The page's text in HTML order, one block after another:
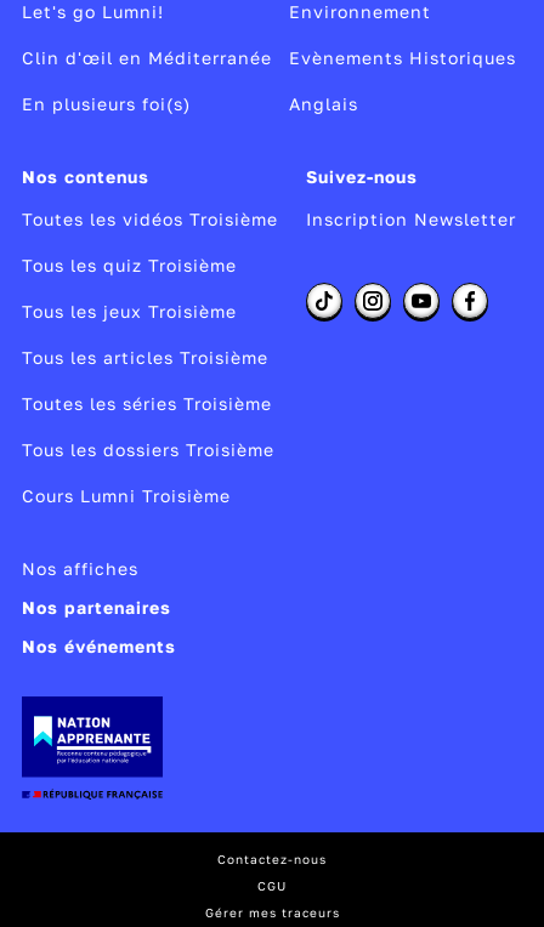
Let's go Lumni!
Clin d'œil en Méditerranée
En plusieurs foi(s)
Environnement
Evènements Historiques
Anglais
Nos contenus
Toutes les vidéos Troisième
Tous les quiz Troisième
Tous les jeux Troisième
Tous les articles Troisième
Toutes les séries Troisième
Tous les dossiers Troisième
Cours Lumni Troisième
Suivez-nous
Inscription Newsletter
Nos affiches
Nos partenaires
Nos événements
Contactez-nous
CGU
Gérer mes traceurs